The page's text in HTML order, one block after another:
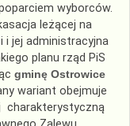
wyborców.
leżącej na
i jej administracyjna
planu rząd PiS
gminę Ostrowice
wariant obejmuje
charakterystyczną